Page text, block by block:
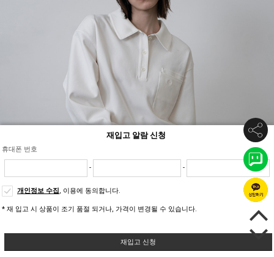
재입고 알람 신청
휴대폰 번호
- -
개인정보 수집, 이용에 동의합니다.
* 재 입고 시 상품이 조기 품절 되거나, 가격이 변경될 수 있습니다.
재입고 신청